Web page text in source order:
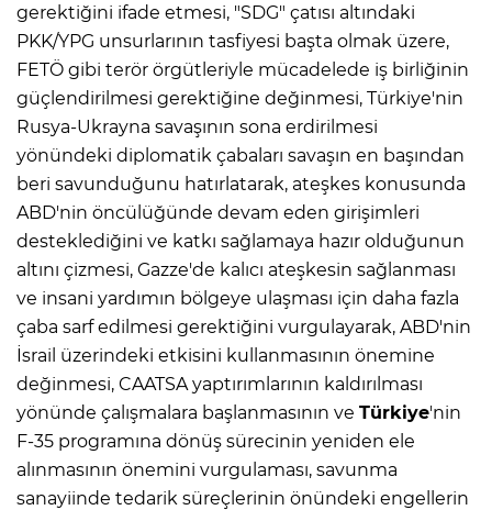
gerektiğini ifade etmesi, "SDG" çatısı altındaki
PKK/YPG unsurlarının tasfiyesi başta olmak üzere,
FETÖ gibi terör örgütleriyle mücadelede iş birliğinin
güçlendirilmesi gerektiğine değinmesi, Türkiye'nin
Rusya-Ukrayna savaşının sona erdirilmesi
yönündeki diplomatik çabaları savaşın en başından
beri savunduğunu hatırlatarak, ateşkes konusunda
ABD'nin öncülüğünde devam eden girişimleri
desteklediğini ve katkı sağlamaya hazır olduğunun
altını çizmesi, Gazze'de kalıcı ateşkesin sağlanması
ve insani yardımın bölgeye ulaşması için daha fazla
çaba sarf edilmesi gerektiğini vurgulayarak, ABD'nin
İsrail üzerindeki etkisini kullanmasının önemine
değinmesi, CAATSA yaptırımlarının kaldırılması
yönünde çalışmalara başlanmasının ve Türkiye'nin
F-35 programına dönüş sürecinin yeniden ele
alınmasının önemini vurgulaması, savunma
sanayiinde tedarik süreçlerinin önündeki engellerin